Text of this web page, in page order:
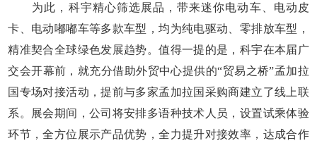
为此，科宇精心筛选展品，带来迷你电动车、电动皮
卡、电动嘟嘟车等多款车型，均为纯电驱动、零排放车型，
精准契合全球绿色发展趋势。值得一提的是，科宇在本届广
交会开幕前，就充分借助外贸中心提供的“贸易之桥”孟加拉
国专场对接活动，提前与多家孟加拉国采购商建立了线上联
系。展会期间，公司将安排多语种技术人员，设置试乘体验
环节，全方位展示产品优势，全力提升对接效率，达成合作